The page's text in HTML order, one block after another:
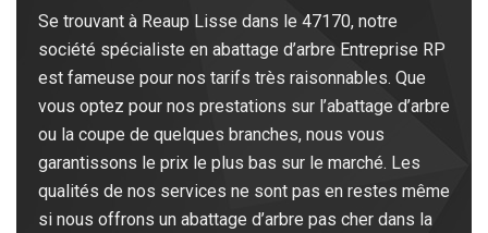
Se trouvant à Reaup Lisse dans le 47170, notre
société spécialiste en abattage d’arbre Entreprise RP
est fameuse pour nos tarifs très raisonnables. Que
vous optez pour nos prestations sur l’abattage d’arbre
ou la coupe de quelques branches, nous vous
garantissons le prix le plus bas sur le marché. Les
qualités de nos services ne sont pas en restes même
si nous offrons un abattage d’arbre pas cher dans la